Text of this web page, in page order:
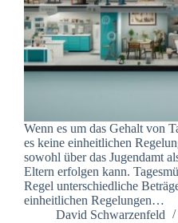
Wenn es um das Gehalt von
es keine einheitlichen
sowohl über das Jugendamt
Eltern erfolgen kann.
Regel unterschiedliche
einheitlichen Regelungen…
David Schwarzenfeld